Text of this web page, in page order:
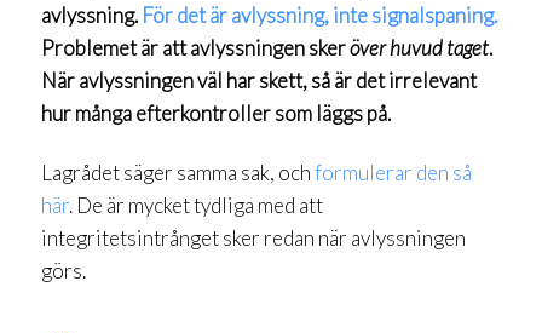
avlyssning. För det är avlyssning, inte signalspaning.
Problemet är att avlyssningen skeröver huvud taget.
När avlyssningen väl har skett, så är det irrelevant
hur många efterkontroller som läggs på.
Lagrådet säger samma sak, ochformulerar den så
här. De är mycket tydliga med att
integritetsintrånget sker redan när avlyssningen
görs.